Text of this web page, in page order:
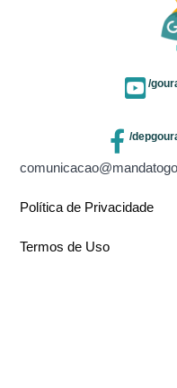
/
/
Política de Privacidade
Termos de Uso